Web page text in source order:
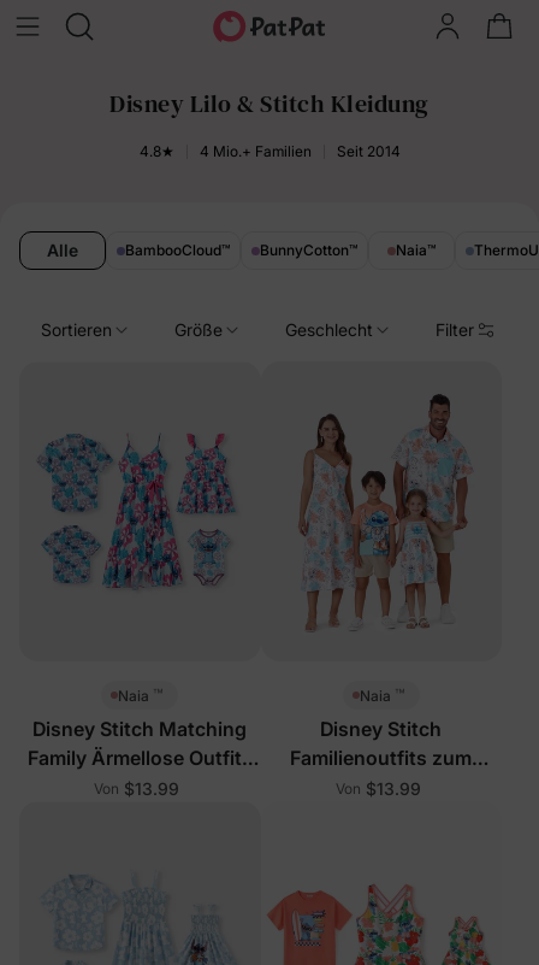
Disney Lilo & Stitch Kleidung
4.8★ 4 Mio.+ Familien Seit 2014
Alle BambooCloud™ BunnyCotton™ Naia™
Sortieren Größe Geschlecht Filter
Naia ™
Disney Stitch Matching
Family Ärmellose Outfits
Mehrfarbig
Von $13.99
Naia ™
Disney Stitch
Familienoutfits zum
Kombinieren in
Von $13.99